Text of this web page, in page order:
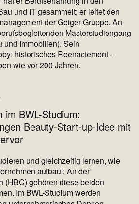
und IT gesammelt; er leitet den
der Geiger Gruppe. An
Masterstudiengang
und Immobilien). Sein
historisches Reenactement -
wie vor 200 Jahren.
im BWL-Studium:
Beauty-Start-up-Idee mit
und gleichzeitig lernen, wie
aufbaut: An der
(HBC) gehören diese beiden
Im BWL-Studium werden